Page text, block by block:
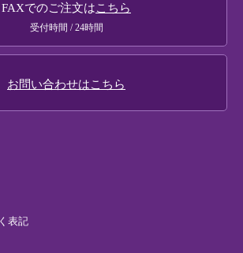
表記
FAXでのご注文はこちら
受付時間 / 24時間
お問い合わせはこちら